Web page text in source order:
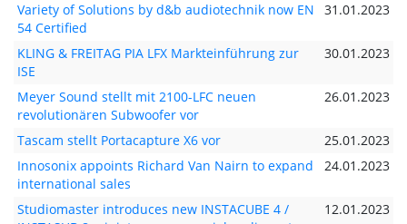
Variety of Solutions by d&b audiotechnik now EN
54 Certified
31.01.2023
KLING & FREITAG PIA LFX Markteinführung zur
ISE
30.01.2023
Meyer Sound stellt mit 2100-LFC neuen
revolutionären Subwoofer vor
26.01.2023
Tascam stellt Portacapture X6 vor
25.01.2023
Innosonix appoints Richard Van Nairn to expand
international sales
24.01.2023
Studiomaster introduces new INSTACUBE 4 /
12.01.2023